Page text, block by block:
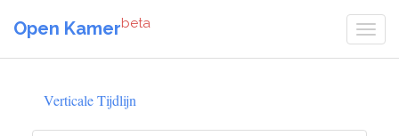
Open Kamerbeta
Verticale Tijdlijn